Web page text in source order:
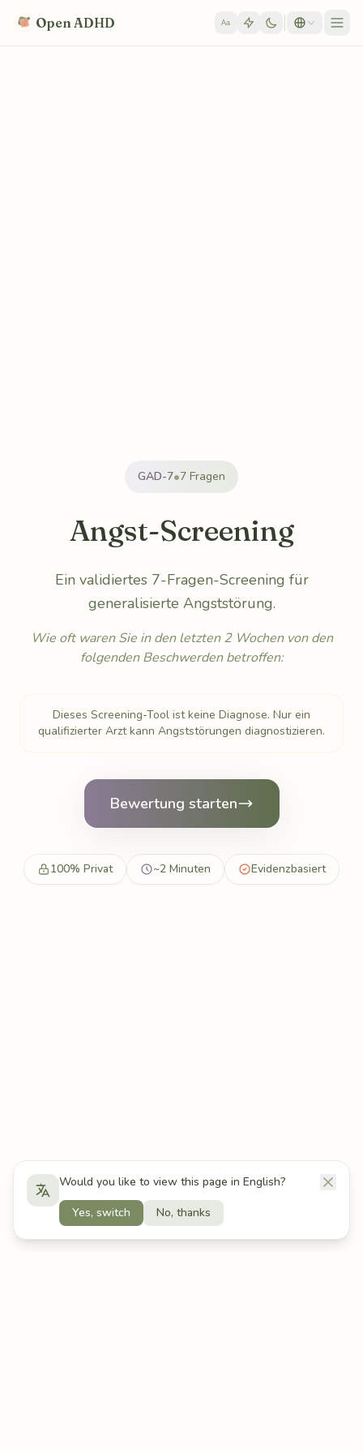
Open ADHD Aa
GAD-7•7 Fragen
Angst-Screening
Ein validiertes 7-Fragen-Screening für
generalisierte Angststörung.
Wie oft waren Sie in den letzten 2 Wochen von den
folgenden Beschwerden betroffen:
Dieses Screening-Tool ist keine Diagnose. Nur ein
qualifizierter Arzt kann Angststörungen diagnostizieren.
Bewertung starten
100% Privat ~2 Minuten Evidenzbasiert
Would you like to view this page in English?
Yes, switch
No, thanks